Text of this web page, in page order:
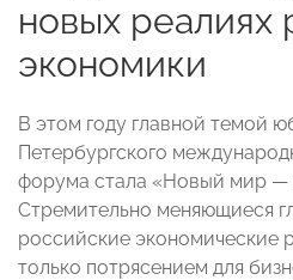
новых реалиях
экономики
В этом году главной темой
Петербургского
форума стала «Новый мир —
Стремительно меняющиеся
российские экономические
только потрясением для